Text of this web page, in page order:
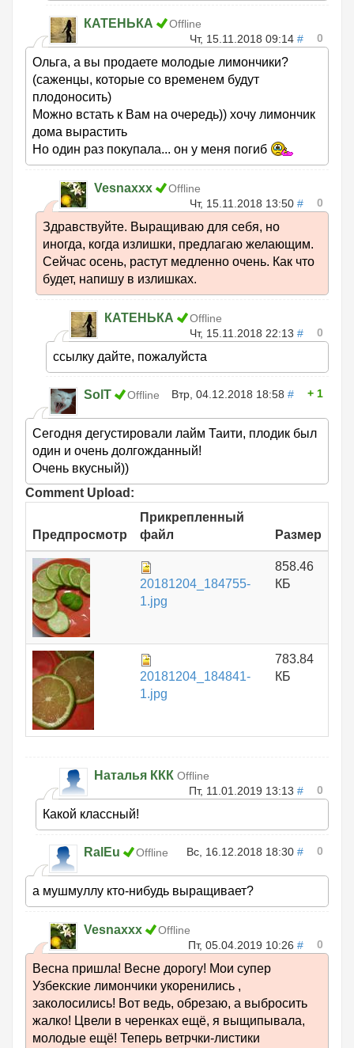
КАТЕНЬКА
Offline
Чт, 15.11.2018 09:14 # 0
Ольга, а вы продаете молодые лимончики?
(саженцы, которые со временем будут
плодоносить)
Можно встать к Вам на очередь)) хочу лимончик
дома вырастить
Но один раз покупала... он у меня погиб
Vesnaxxx
Offline
Чт, 15.11.2018 13:50 # 0
Здравствуйте. Выращиваю для себя, но
иногда, когда излишки, предлагаю желающим.
Сейчас осень, растут медленно очень. Как что
будет, напишу в излишках.
КАТЕНЬКА
Offline
Чт, 15.11.2018 22:13 # 0
ссылку дайте, пожалуйста
SolT Offline Втр, 04.12.2018 18:58 # 1
Сегодня дегустировали лайм Таити, плодик был
один и очень долгожданный!
Очень вкусный))
Comment Upload:
Предпросмотр
Прикрепленный
файл
Размер
20181204_184755-
1.jpg
858.46
КБ
20181204_184841-
1.jpg
783.84
КБ
Наталья ККК Offline
Пт, 11.01.2019 13:13 # 0
Какой классный!
RalEu Offline Вс, 16.12.2018 18:30 # 0
а мушмуллу кто-нибудь выращивает?
Vesnaxxx
Offline
Пт, 05.04.2019 10:26 # 0
Весна пришла! Весне дорогу! Мои супер
Узбекские лимончики укоренились ,
заколосились! Вот ведь, обрезаю, а выбросить
жалко! Цвели в черенках ещё, я выщипывала,
молодые ещё! Теперь ветрчки-листики